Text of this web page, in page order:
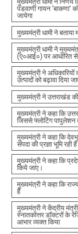
पंडवाणी गायन
जायेगा
मुख्यमंत्री धामी ने
मुख्यमंत्री धामी ने
(ए०आई०) पर आधारित
मुख्यमंत्री ने अधिकारियों
उत्पादों को बढ़ावा दिया
मुख्यमंत्री ने उत्तराखंड
मुख्यमंत्री ने कहा कि
जिससे फ्लोटिंग पापुलेशन
मुख्यमंत्री ने कहा कि
संपदा की प्रज्ञा भूमि रही है
मुख्यमंत्री ने कहा कि
किये जाए।
मुख्यमंत्री ने कहा कि
है
मुख्यमंत्री ने केंद्रीय
स्नातकोत्तर डॉक्टरों के
आभार व्यक्त किया